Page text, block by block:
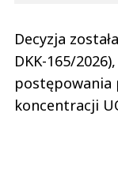
Decyzja
DKK-165/
postępowania
koncentracji